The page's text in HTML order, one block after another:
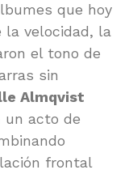
que hoy
la velocidad, la
el tono de
sin
Almqvist
un acto de
frontal